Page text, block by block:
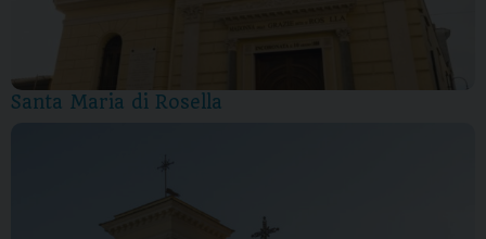
Santa Maria di Rosella